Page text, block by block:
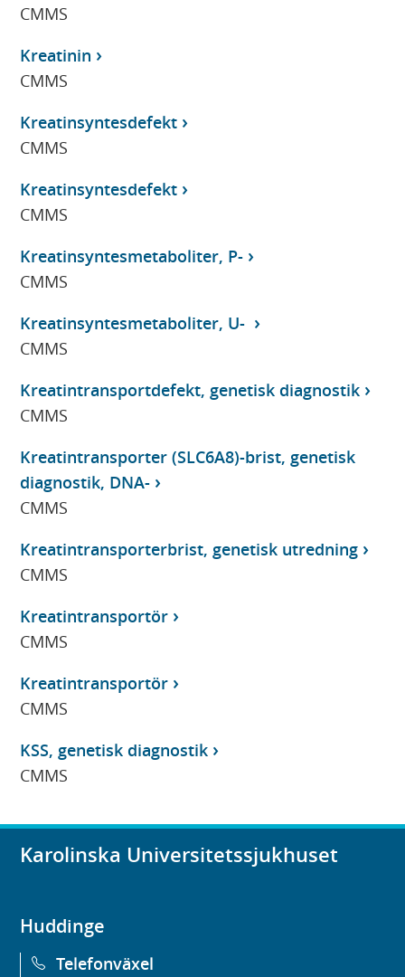
CMMS
Kreatinin
CMMS
Kreatinsyntesdefekt
CMMS
Kreatinsyntesdefekt
CMMS
Kreatinsyntesmetaboliter, P-
CMMS
Kreatinsyntesmetaboliter, U-
CMMS
Kreatintransportdefekt, genetisk diagnostik
CMMS
Kreatintransporter (SLC6A8)-brist, genetisk
diagnostik, DNA-
CMMS
Kreatintransporterbrist, genetisk utredning
CMMS
Kreatintransportör
CMMS
Kreatintransportör
CMMS
KSS, genetisk diagnostik
CMMS
Karolinska Universitetssjukhuset
Huddinge
Telefonväxel